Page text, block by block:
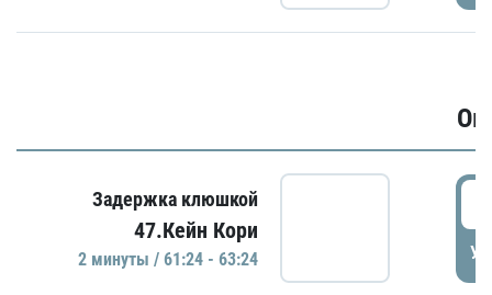
Задержка клюшкой
47.Кейн Кори
2 минуты / 61:24 - 63:24